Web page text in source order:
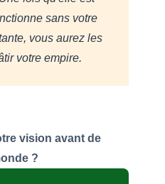
sans votre
vous aurez les
votre empire.
vision avant de
?